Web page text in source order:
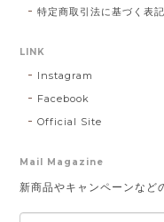
特定商取引法に基づく表記
LINK
Instagram
Facebook
Official Site
Mail Magazine
新商品やキャンペーンなど